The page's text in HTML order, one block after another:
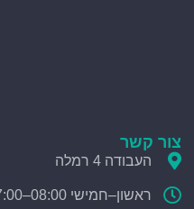
צור קשר
העבודה 4 רמלה
ראשון–חמישי 08:00–17:00